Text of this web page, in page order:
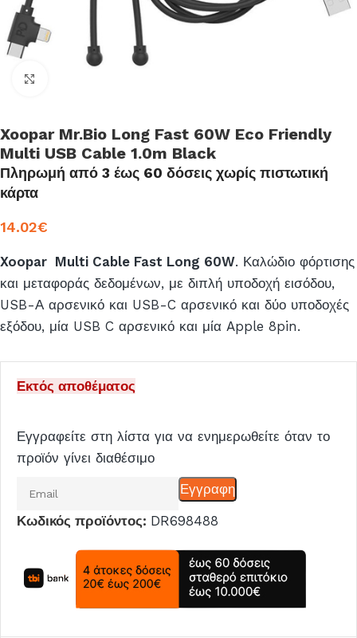
Xoopar Mr.Bio Long Fast 60W Eco Friendly
Multi USB Cable 1.0m Black
Πληρωμή από 3 έως 60 δόσεις χωρίς πιστωτική
κάρτα
14.02€
Xoopar Multi Cable Fast Long 60W. Καλώδιο φόρτισης
και μεταφοράς δεδομένων, με διπλή υποδοχή εισόδου,
USB-Α αρσενικό και USB-C αρσενικό και δύο υποδοχές
εξόδου, μία USB C αρσενικό και μία Apple 8pin.
Εκτός αποθέματος
Εγγραφείτε στη λίστα για να ενημερωθείτε όταν το
προϊόν γίνει διαθέσιμο
email
για
να
Εγγραφη
Κωδικός προϊόντος: DR698488